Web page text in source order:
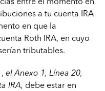
a tu cuenta IRA
en que la
Roth IRA, en cuyo
tributables.
el Anexo 1, Línea 20,
IRA, debe estar en